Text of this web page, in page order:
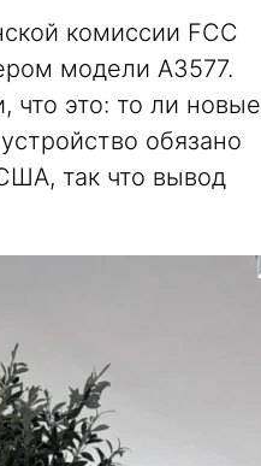
комиссии FCC
модели A3577.
что это: то ли новые
обязано
так что вывод